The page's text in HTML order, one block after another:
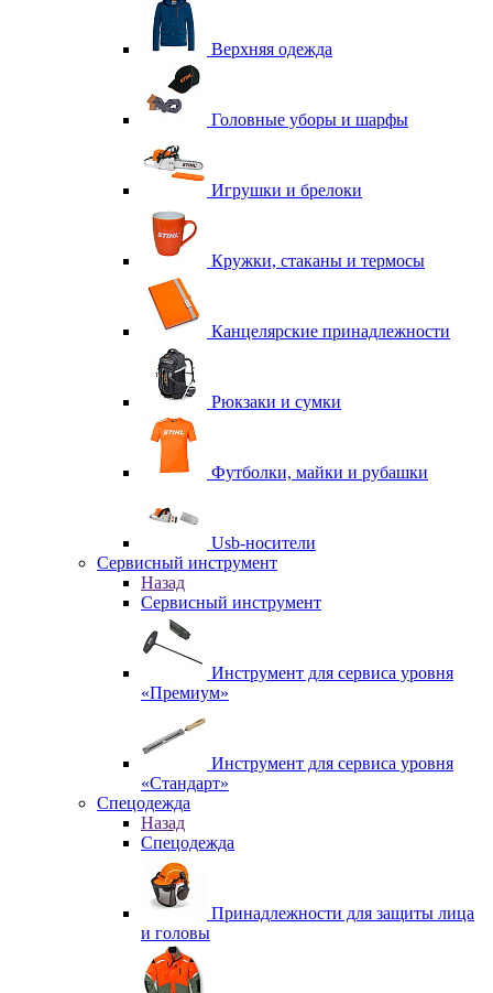
Верхняя одежда
Головные уборы и шарфы
Игрушки и брелоки
Кружки, стаканы и термосы
Канцелярские принадлежности
Рюкзаки и сумки
Футболки, майки и рубашки
Usb-носители
Сервисный инструмент
Назад
Сервисный инструмент
Инструмент для сервиса уровня
«Премиум»
Инструмент для сервиса уровня
«Стандарт»
Спецодежда
Назад
Спецодежда
Принадлежности для защиты лица
и головы